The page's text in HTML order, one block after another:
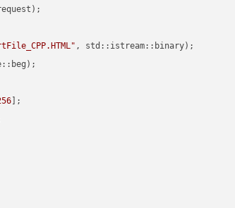
, std::istream::binary) ;
];